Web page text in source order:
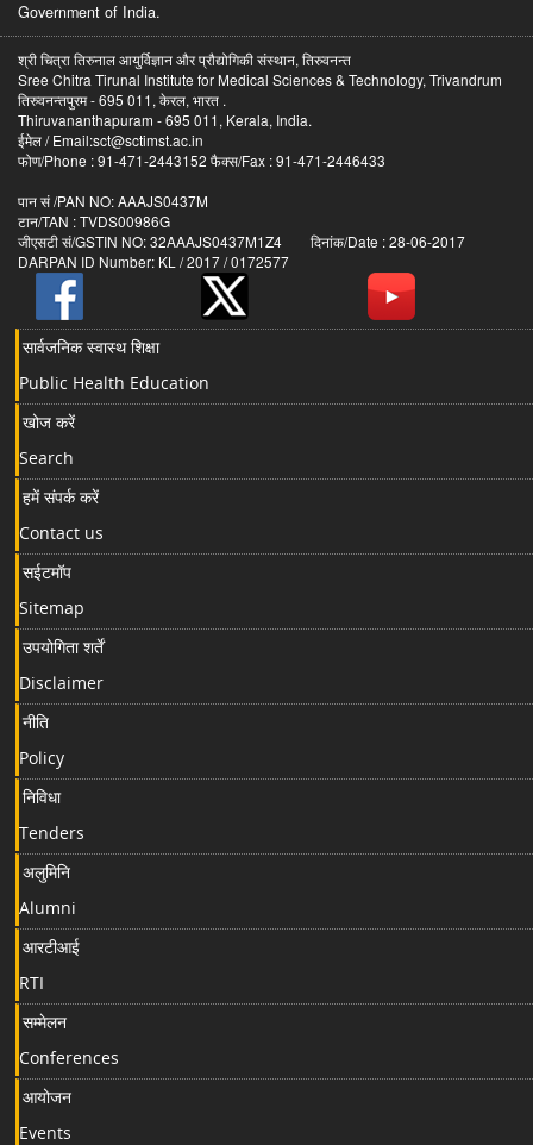
Government of India.
श्री चित्रा तिरुनाल आयुर्विज्ञान और प्रौद्योगिकी संस्थान, तिरुवनन्त
Sree Chitra Tirunal Institute for Medical Sciences & Technology, Trivandrum
तिरुवनन्तपुरम - 695 011, केरल, भारत .
Thiruvananthapuram - 695 011, Kerala, India.
ईमेल / Email:sct@sctimst.ac.in
फोण/Phone : 91-471-2443152 फैक्स/Fax : 91-471-2446433
पान सं /PAN NO: AAAJS0437M
टान/TAN : TVDS00986G
जीएसटी सं/GSTIN NO: 32AAAJS0437M1Z4 दिनांक/Date : 28-06-2017
DARPAN ID Number: KL / 2017 / 0172577
सार्वजनिक स्वास्थ शिक्षा
Public Health Education
खोज करें
Search
हमें संपर्क करें
Contact us
सईटमॉप
Sitemap
उपयोगिता शर्तें
Disclaimer
नीति
Policy
निविधा
Tenders
अलुमिनि
Alumni
आरटीआई
RTI
सम्मेलन
Conferences
आयोजन
Events